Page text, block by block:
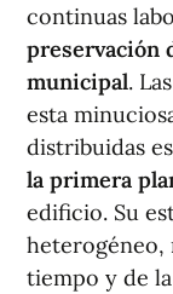
continuas
preservación
municipal.
esta
distribuidas
la primera
edificio. Su
heterogéneo,
tiempo y de